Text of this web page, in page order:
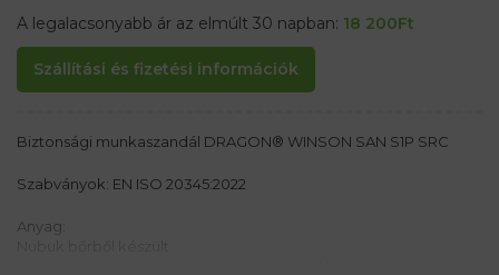
A legalacsonyabb ár az elmúlt 30 napban: 18 200Ft
Szállítási és fizetési információk
Biztonsági munkaszandál DRAGON® WINSON SAN S1P SRC
Szabványok: EN ISO 20345:2022
Anyag: